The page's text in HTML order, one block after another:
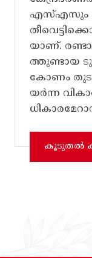
എസ്എസും
യാണ്.
ത്തുണ്ടായ
കോണം
യർന്ന
കൂടുതൽ